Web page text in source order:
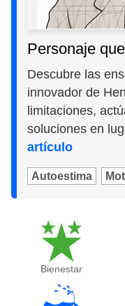
Personaje
Descubre las
innovador de
limitaciones,
soluciones en
artículo
Autoestima
Bienestar